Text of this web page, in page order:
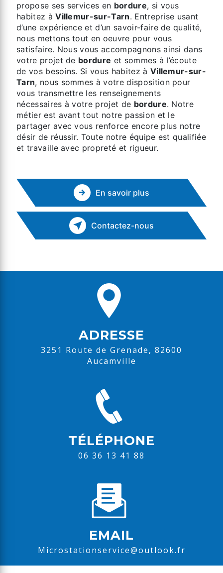
propose ses services en bordure, si vous
habitez àVillemur-sur-Tarn. Entreprise usant
d’une expérience et d’un savoir-faire de qualité,
nous mettons tout en oeuvre pour vous
satisfaire. Nous vous accompagnons ainsi dans
votre projet de bordure et sommes à l’écoute
de vos besoins. Si vous habitez à Villemur-sur-
Tarn, nous sommes à votre disposition pour
vous transmettre les renseignements
nécessaires à votre projet de bordure. Notre
métier est avant tout notre passion et le
partager avec vous renforce encore plus notre
désir de réussir. Toute notre équipe est qualifiée
et travaille avec propreté et rigueur.
En savoir plus
Contactez-nous
ADRESSE
3251 Route de Grenade, 82600
Aucamville
TÉLÉPHONE
06 36 13 41 88
EMAIL
microstationservice@outlook.fr